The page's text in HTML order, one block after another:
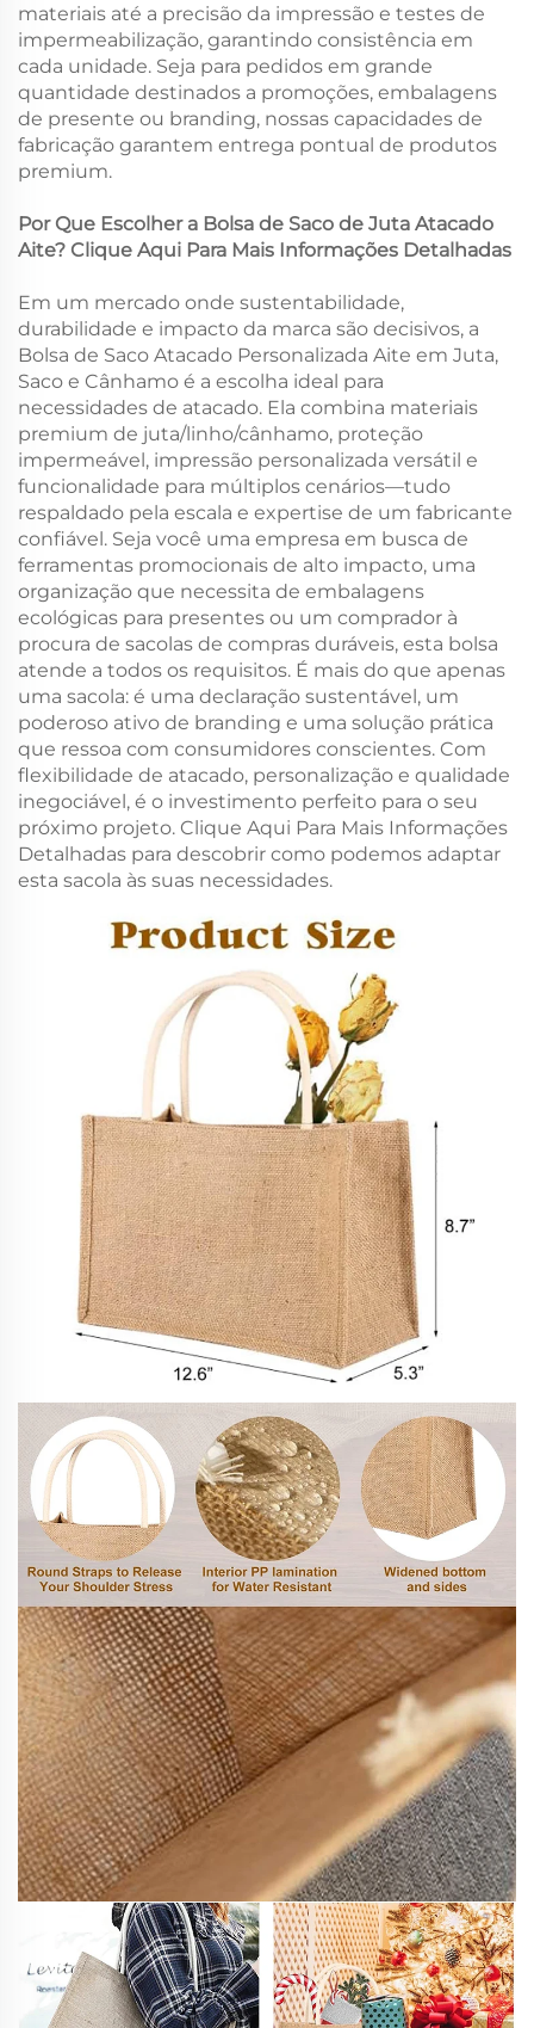
materiais até a precisão da impressão e testes de
impermeabilização, garantindo consistência em
cada unidade. Seja para pedidos em grande
quantidade destinados a promoções, embalagens
de presente ou branding, nossas capacidades de
fabricação garantem entrega pontual de produtos
premium.
Por Que Escolher a Bolsa de Saco de Juta Atacado
Aite? Clique Aqui Para Mais Informações Detalhadas
Em um mercado onde sustentabilidade,
durabilidade e impacto da marca são decisivos, a
Bolsa de Saco Atacado Personalizada Aite em Juta,
Saco e Cânhamo é a escolha ideal para
necessidades de atacado. Ela combina materiais
premium de juta/linho/cânhamo, proteção
impermeável, impressão personalizada versátil e
funcionalidade para múltiplos cenários—tudo
respaldado pela escala e expertise de um fabricante
confiável. Seja você uma empresa em busca de
ferramentas promocionais de alto impacto, uma
organização que necessita de embalagens
ecológicas para presentes ou um comprador à
procura de sacolas de compras duráveis, esta bolsa
atende a todos os requisitos. É mais do que apenas
uma sacola: é uma declaração sustentável, um
poderoso ativo de branding e uma solução prática
que ressoa com consumidores conscientes. Com
flexibilidade de atacado, personalização e qualidade
inegociável, é o investimento perfeito para o seu
próximo projeto. Clique Aqui Para Mais Informações
Detalhadas para descobrir como podemos adaptar
esta sacola às suas necessidades.